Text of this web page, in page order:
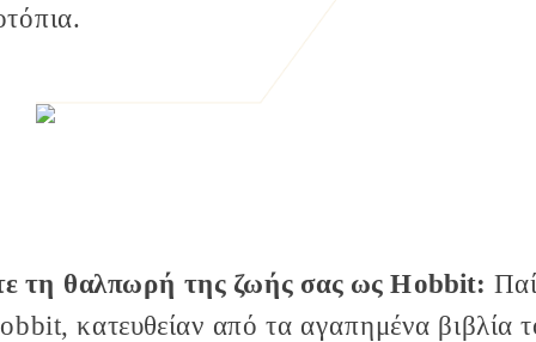
τη θαλπωρή της ζωής σας ως Hobbit:
κατευθείαν από τα αγαπημένα βιβλία